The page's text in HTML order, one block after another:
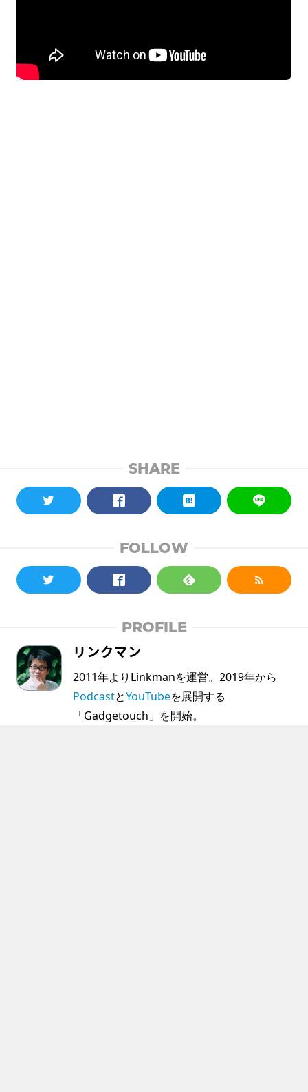
SHARE
FOLLOW
PROFILE
リンクマン
2011年よりLinkmanを運営。2019年から
PodcastとYouTubeを展開する
「Gadgetouch」を開始。